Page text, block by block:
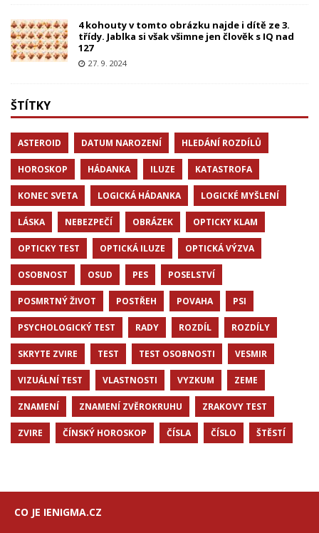
4 kohouty v tomto obrázku najde i dítě ze 3.
třídy. Jablka si však všimne jen člověk s IQ nad
127
27. 9. 2024
ŠTÍTKY
ASTEROID DATUM NAROZENÍ HLEDÁNÍ ROZDÍLŮ
HOROSKOP HÁDANKA ILUZE KATASTROFA
KONEC SVETA LOGICKÁ HÁDANKA LOGICKÉ MYŠLENÍ
LÁSKA NEBEZPEČÍ OBRÁZEK OPTICKY KLAM
OPTICKY TEST OPTICKÁ ILUZE OPTICKÁ VÝZVA
OSOBNOST OSUD PES POSELSTVÍ
POSMRTNÝ ŽIVOT POSTŘEH POVAHA PSI
PSYCHOLOGICKÝ TEST RADY ROZDÍL ROZDÍLY
SKRYTE ZVIRE TEST TEST OSOBNOSTI VESMIR
VIZUÁLNÍ TEST VLASTNOSTI VYZKUM ZEME
ZNAMENÍ ZNAMENÍ ZVĚROKRUHU ZRAKOVY TEST
ZVIRE ČÍNSKÝ HOROSKOP ČÍSLA ČÍSLO ŠTĚSTÍ
CO JE IENIGMA.CZ